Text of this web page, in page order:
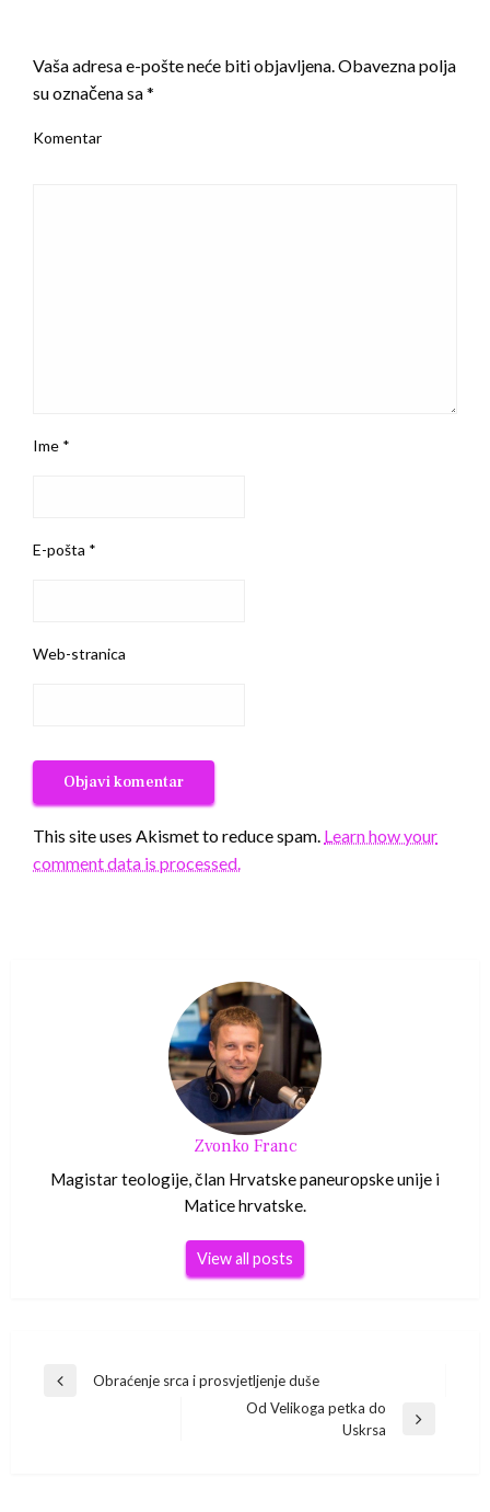
Vaša adresa e-pošte neće biti objavljena.Obavezna polja
su označena sa*
Komentar
Ime *
E-pošta *
Web-stranica
This site uses Akismet to reduce spam. Learn how your
comment data is processed.
Zvonko Franc
Magistar teologije, član Hrvatske paneuropske unije i
Matice hrvatske.
View all posts
Navigacija
Previous
Obraćenje srca i prosvjetljenje duše
Od Velikoga petka do
Uskrsa